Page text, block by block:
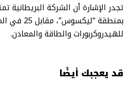
بمنطقة
للهيدروكربورات والطاقة والمعادن.
قد يعجبك أيضًا